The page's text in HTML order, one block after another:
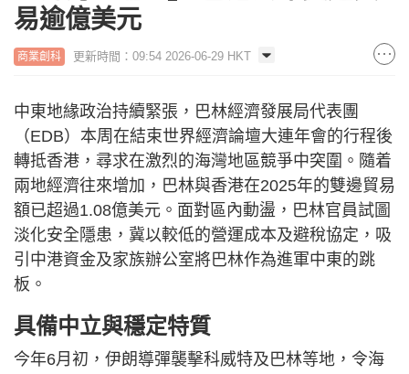
易逾億美元
商業創科 更新時間：09:54 2026-06-29 HKT
中東地緣政治持續緊張，巴林經濟發展局代表團
（EDB）本周在結束世界經濟論壇大連年會的行程後
轉抵香港，尋求在激烈的海灣地區競爭中突圍。隨着
兩地經濟往來增加，巴林與香港在2025年的雙邊貿易
額已超過1.08億美元。面對區內動盪，巴林官員試圖
淡化安全隱患，冀以較低的營運成本及避稅協定，吸
引中港資金及家族辦公室將巴林作為進軍中東的跳
板。
具備中立與穩定特質
今年6月初，伊朗導彈襲擊科威特及巴林等地，令海